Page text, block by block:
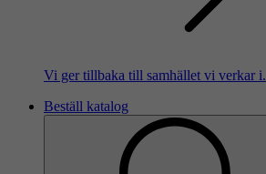
Vi ger tillbaka till samhället vi verkar i.
Beställ katalog